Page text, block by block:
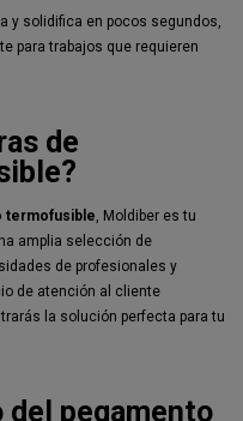
y solidifica en pocos segundos,
para trabajos que requieren
de
termofusible, Moldiber es tu
amplia selección de
de profesionales y
de atención al cliente
la solución perfecta para tu
del pegamento